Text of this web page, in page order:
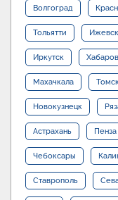
Волгоград
Тольятти Ижевск
Иркутск
Махачкала
Новокузнецк
Астрахань Пенза
Чебоксары
Ставрополь